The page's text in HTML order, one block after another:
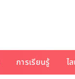
การเรียนรู้ ไ